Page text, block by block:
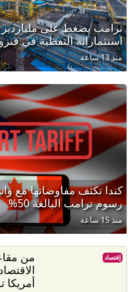
ترامب يضغط على
استثماراته النفطية في
منذ 13 ساعة
كندا تكثف مفاوضاتها مع
رسوم ترامب البالغة 50%
منذ 15 ساعة
من
أمريكا
إقتصاد